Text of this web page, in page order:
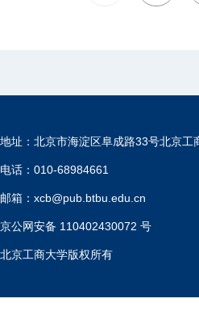
地址：北京市海淀区阜成路33号北京
电话：010-68984661
邮箱：xcb@pub.btbu.edu.cn
京公网安备 110402430072 号
北京工商大学版权所有